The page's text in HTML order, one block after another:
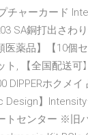
チャーカード
SA銅打出さわ
医薬品】【10個
ト, 【全国配送可
DIPPERホクメイ
Design】
トセンター ※旧